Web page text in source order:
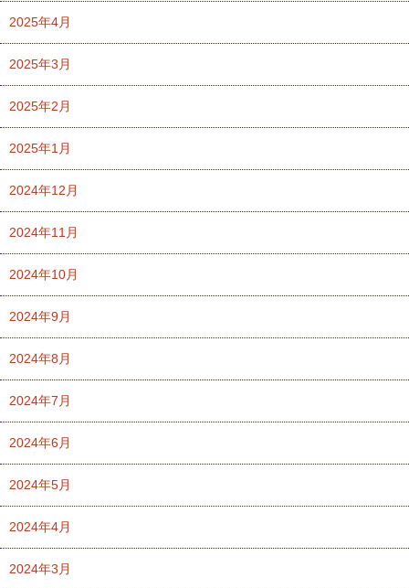
2025年4月
2025年3月
2025年2月
2025年1月
2024年12月
2024年11月
2024年10月
2024年9月
2024年8月
2024年7月
2024年6月
2024年5月
2024年4月
2024年3月